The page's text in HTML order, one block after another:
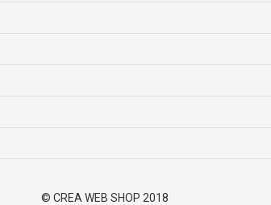
© CREA WEB SHOP 2018